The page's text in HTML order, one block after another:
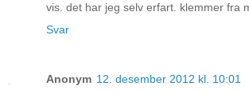
vis. det har jeg selv erfart. klemmer fra
Svar
Anonym 12. desember 2012 kl. 10:01